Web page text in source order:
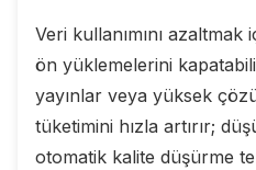
Veri kullanımını
ön yüklemelerini
yayınlar veya yüksek
tüketimini hızla artırır;
otomatik kalite düşürme